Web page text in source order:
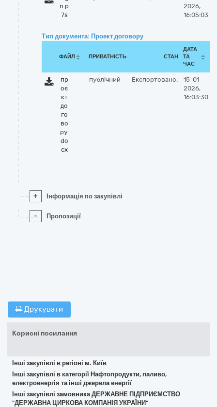
n.p
7s
2026,
16:05:03
Тип документа: Проект договору
ФАЙЛ ПРИВАТНІСТЬ СТАН
ДАТА
ТА
ЧАС
пр
оє
кт
до
го
во
ру.
do
cx
публічний Експортовано:
15-01-
2026,
16:03:30
+ Інформація по закупівлі
- Пропозиції
Друкувати
Корисні посилання
Інші закупівлі в регіоні м. Київ
Інші закупівлі в категорії Нафтопродукти, паливо,
електроенергія та інші джерела енергії
Інші закупівлі замовника ДЕРЖАВНЕ ПІДПРИЄМСТВО
"ДЕРЖАВНА ЦИРКОВА КОМПАНІЯ УКРАЇНИ"